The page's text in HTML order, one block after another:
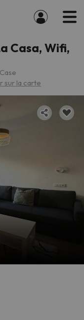
Casa, Wifi,
sur la carte